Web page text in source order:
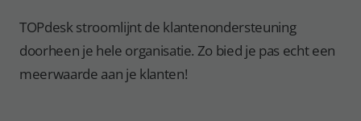
TOPdesk stroomlijnt de klantenondersteuning
doorheen je hele organisatie. Zo bied je pas echt een
meerwaarde aan je klanten!